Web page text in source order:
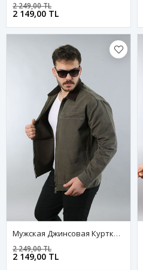
2 149,00 TL
2 249,00 TL
Мужская Джинсовая Куртка-Бомбер Оверсайз Цвета Хаки, Стираная Модель На Молнии
2 149,00 TL
2 249,00 TL